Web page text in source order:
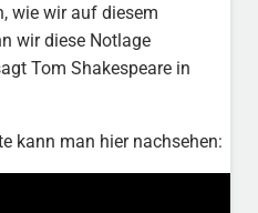
wie wir auf diesem
wir diese Notlage
Tom Shakespeare in
kann man hier nachsehen: